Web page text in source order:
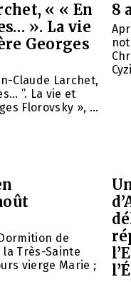
« « En
». La vie
Georges
Claude Larchet,
”. La vie et
Florovsky », ...
8
de
Très-Sainte
vierge Marie ;